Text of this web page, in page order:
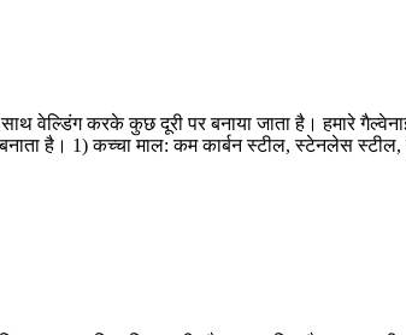
वेल्डिंग करके कुछ दूरी पर बनाया जाता है। हमारे
है। 1) कच्चा माल: कम कार्बन स्टील, स्टेनलेस